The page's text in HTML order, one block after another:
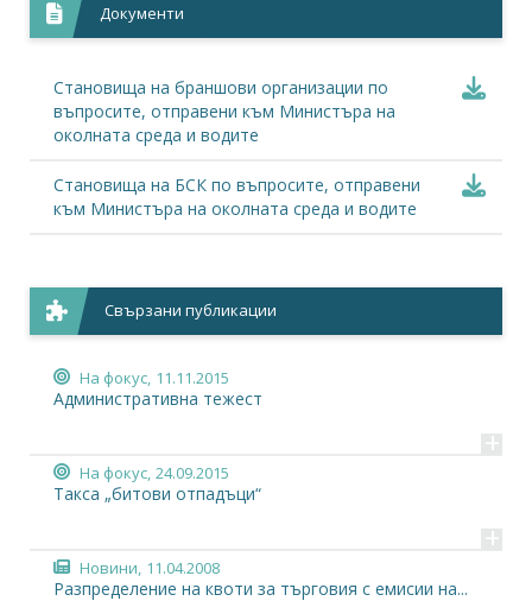
Документи
Становища на браншови организации по
въпросите, отправени към Министъра на
околната среда и водите
Становища на БСК по въпросите, отправени
към Министъра на околната среда и водите
Свързани публикации
На фокус, 11.11.2015
Административна тежест
+
На фокус, 24.09.2015
Такса „битови отпадъци“
+
Новини, 11.04.2008
Разпределение на квоти за търговия с емисии на...